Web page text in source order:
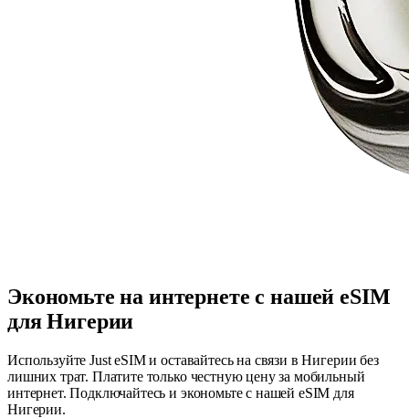
Экономьте на интернете с нашей eSIM
для Нигерии
Используйте Just eSIM и оставайтесь на связи в Нигерии без
лишних трат. Платите только честную цену за мобильный
интернет. Подключайтесь и экономьте с нашей eSIM для
Нигерии.